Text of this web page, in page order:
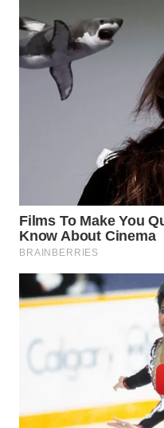
MALUKU
WN
MALUT
TOBA
WN
NIAS
WN
SELATAN